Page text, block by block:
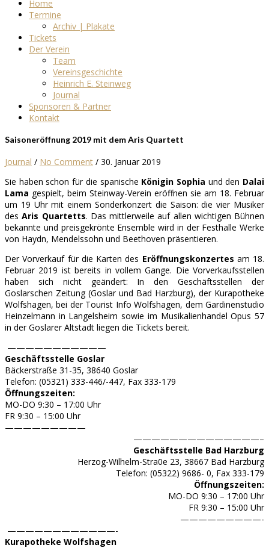
Home
Termine
Archiv | Plakate
Tickets
Der Verein
Team
Vereinsgeschichte
Heinrich E. Steinweg
Journal
Sponsoren & Partner
Kontakt
Saisoneröffnung 2019 mit dem Aris Quartett
Journal / No Comment / 30. Januar 2019
Sie haben schon für die spanische Königin Sophia und den Dalai
Lama gespielt, beim Steinway-Verein eröffnen sie am 18. Februar
um 19 Uhr mit einem Sonderkonzert die Saison: die vier Musiker
desAris Quartetts. Das mittlerweile auf allen wichtigen Bühnen
bekannte und preisgekrönte Ensemble wird in der Festhalle Werke
von Haydn, Mendelssohn und Beethoven präsentieren.
Der Vorverkauf für die Karten des Eröffnungskonzertes am 18.
Februar 2019 ist bereits in vollem Gange. Die Vorverkaufsstellen
haben sich nicht geändert: In den Geschäftsstellen der
Goslarschen Zeitung (Goslar und Bad Harzburg), der Kurapotheke
Wolfshagen, bei der Tourist Info Wolfshagen, dem Gardinenstudio
Heinzelmann in Langelsheim sowie im Musikalienhandel Opus 57
in der Goslarer Altstadt liegen die Tickets bereit.
———————————
Geschäftsstelle Goslar
Bäckerstraße 31-35, 38640 Goslar
Telefon: (05321) 333-446/-447, Fax 333-179
Öffnungszeiten:
MO-DO 9:30 – 17:00 Uhr
FR 9:30 – 15:00 Uhr
—————————
——————————————–
Geschäftsstelle Bad Harzburg
Herzog-Wilhelm-Stra0e 23, 38667 Bad Harzburg
Telefon: (05322) 9686- 0, Fax 333-179
Öffnungszeiten:
MO-DO 9:30 – 17:00 Uhr
FR 9:30 – 15:00 Uhr
—————————-
————————————-
Kurapotheke Wolfshagen